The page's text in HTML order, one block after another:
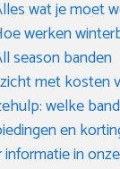
wat je moet
werken
season banden
met kosten
welke
en
informatie in